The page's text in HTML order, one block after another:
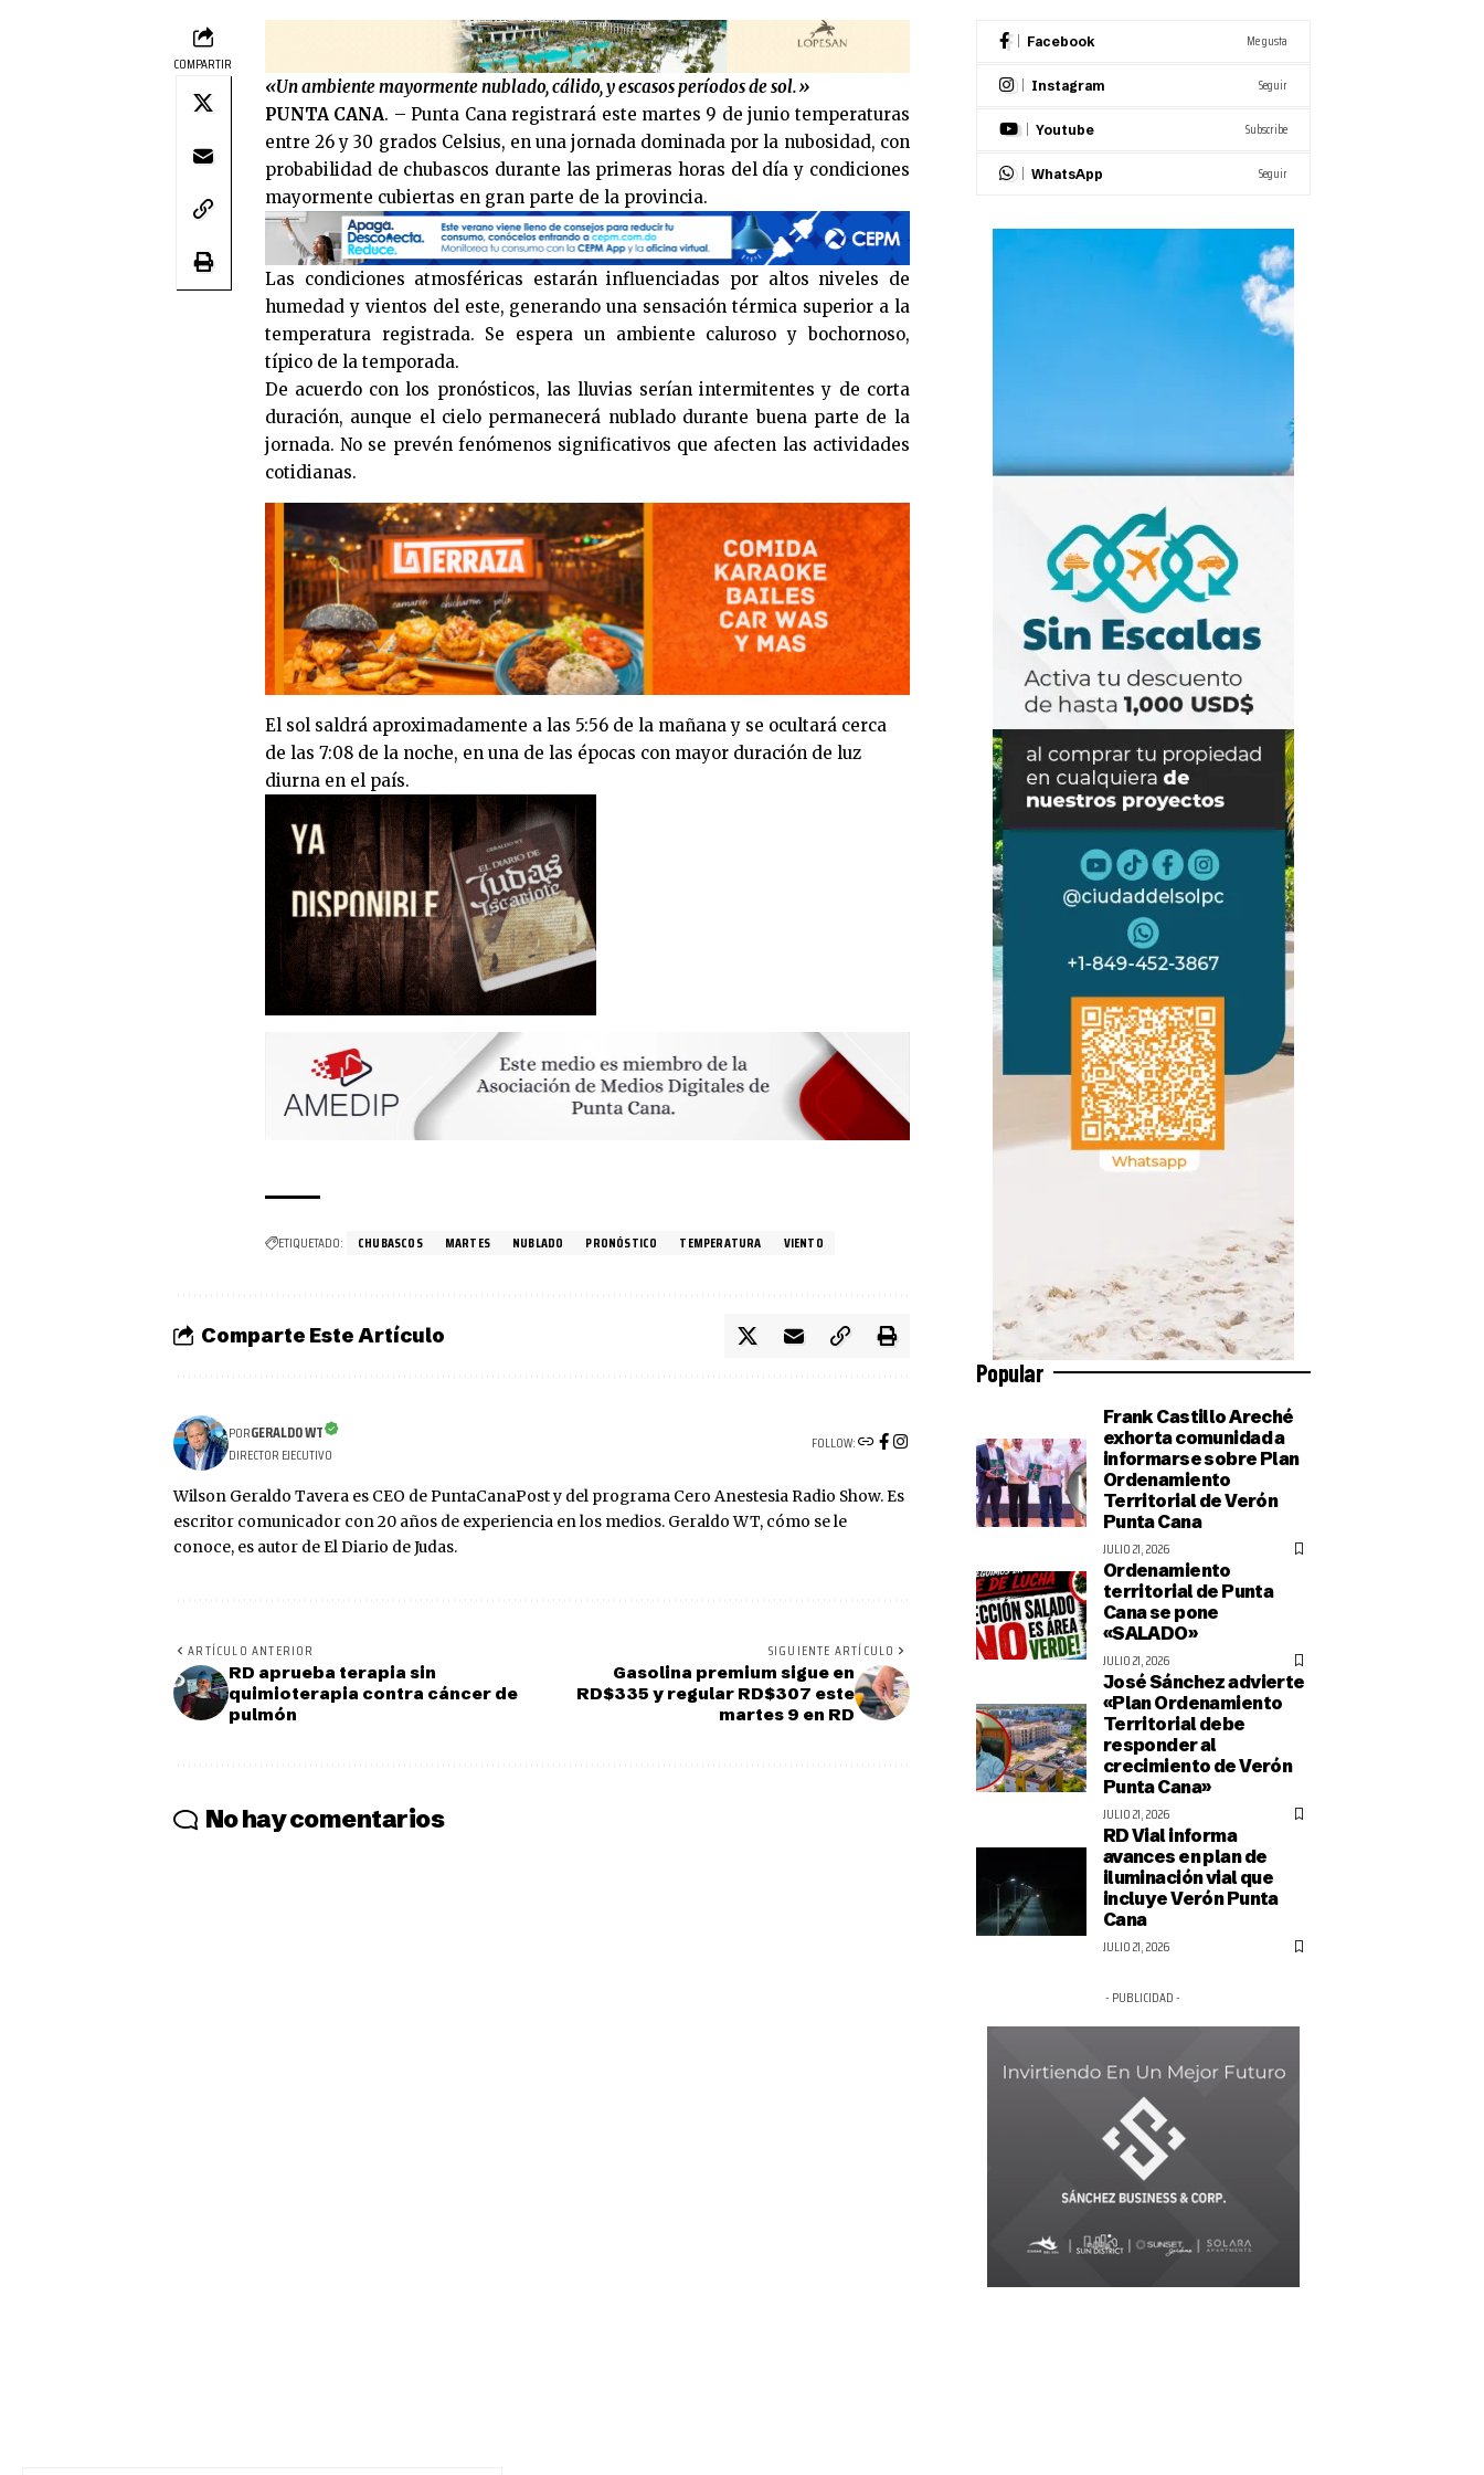
COMPARTIR
«Un ambiente mayormente nublado, cálido, y escasos períodos de sol.»
PUNTA CANA. – Punta Cana registrará este martes 9 de junio temperaturas
entre 26 y 30 grados Celsius, en una jornada dominada por la nubosidad, con
probabilidad de chubascos durante las primeras horas del día y condiciones
mayormente cubiertas en gran parte de la provincia.
Las condiciones atmosféricas estarán influenciadas por altos niveles de
humedad y vientos del este, generando una sensación térmica superior a la
temperatura registrada. Se espera un ambiente caluroso y bochornoso,
típico de la temporada.
De acuerdo con los pronósticos, las lluvias serían intermitentes y de corta
duración, aunque el cielo permanecerá nublado durante buena parte de la
jornada. No se prevén fenómenos significativos que afecten las actividades
cotidianas.
El sol saldrá aproximadamente a las 5:56 de la mañana y se ocultará cerca
de las 7:08 de la noche, en una de las épocas con mayor duración de luz
diurna en el país.
ETIQUETADO: CHUBASCOS MARTES NUBLADO PRONÓSTICO TEMPERATURA VIENTO
Comparte Este Artículo
PORGERALDO WT
DIRECTOR EJECUTIVO
FOLLOW:
Wilson Geraldo Tavera es CEO de PuntaCanaPost y del programa Cero Anestesia Radio Show. Es
escritor comunicador con 20 años de experiencia en los medios. Geraldo WT, cómo se le
conoce, es autor de El Diario de Judas.
ARTÍCULO ANTERIOR
RD aprueba terapia sin
quimioterapia contra cáncer de
pulmón
SIGUIENTE ARTÍCULO
Gasolina premium sigue en
RD$335 y regular RD$307 este
martes 9 en RD
No hay comentarios
Facebook Me gusta
Instagram Seguir
Youtube Subscribe
WhatsApp Seguir
Popular
Frank Castillo Areché
exhorta comunidad a
informarse sobre Plan
Ordenamiento
Territorial de Verón
Punta Cana
JULIO 21, 2026
Ordenamiento
territorial de Punta
Cana se pone
«SALADO»
JULIO 21, 2026
José Sánchez advierte
«Plan Ordenamiento
Territorial debe
responder al
crecimiento de Verón
Punta Cana»
JULIO 21, 2026
RD Vial informa
avances en plan de
iluminación vial que
incluye Verón Punta
Cana
JULIO 21, 2026
- PUBLICIDAD -